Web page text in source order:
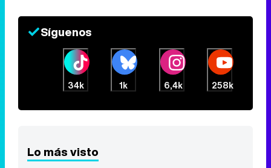
Síguenos
34k 1k 6,4k 258k
Lo más visto